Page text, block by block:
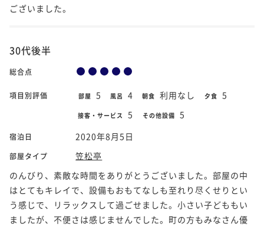
ございました。
30代後半
総合点
項目別評価 部屋 5 風呂 4 朝食 利用なし 夕食 5
接客・サービス 5 その他設備 5
宿泊日 2020年8月5日
部屋タイプ
笠松亭
のんびり、素敵な時間をありがとうございました。部屋の中
はとてもキレイで、設備もおもてなしも至れり尽くせりとい
う感じで、リラックスして過ごせました。小さい子どももい
ましたが、不便さは感じませんでした。町の方もみなさん優